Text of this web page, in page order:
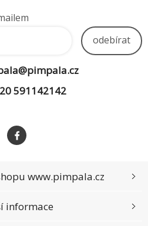
odebírat
591142142
www.pimpala.cz
informace